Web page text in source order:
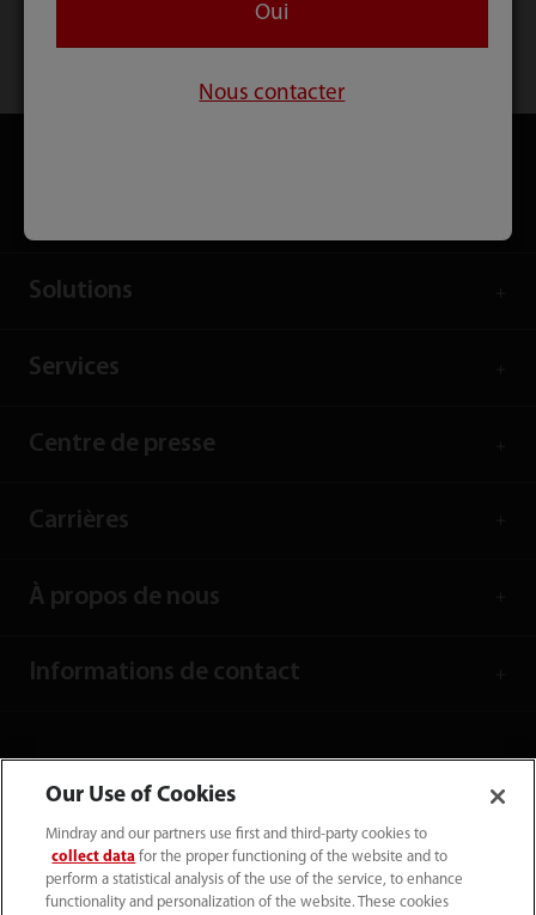
Téléchargement
Solutions
Services
Centre de presse
Carrières
À propos de nous
Informations de contact
Oui
Nous contacter
Our Use of Cookies
Mindray and our partners use first and third-party cookies to
collect data for the proper functioning of the website and to
perform a statistical analysis of the use of the service, to enhance
functionality and personalization of the website. These cookies